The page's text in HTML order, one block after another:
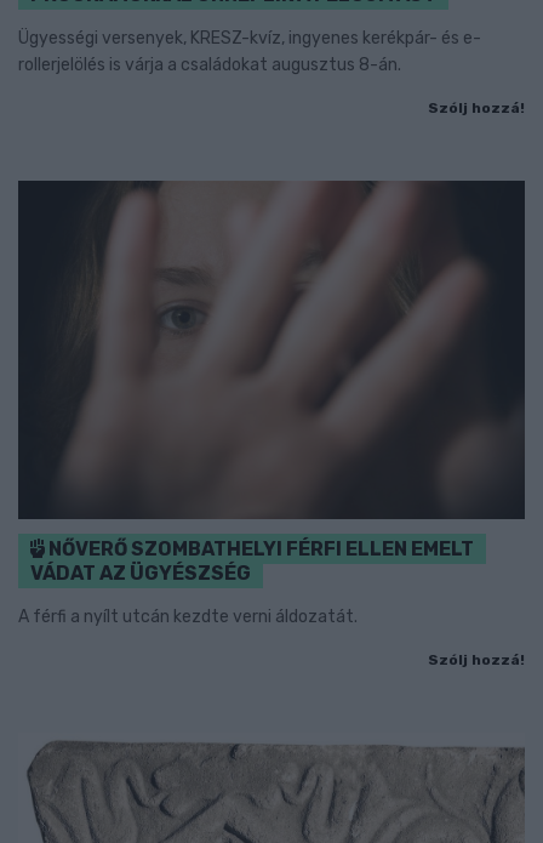
Ügyességi versenyek, KRESZ-kvíz, ingyenes kerékpár- és e-
rollerjelölés is várja a családokat augusztus 8-án.
Szólj hozzá!
NŐVERŐ SZOMBATHELYI FÉRFI ELLEN EMELT
VÁDAT AZ ÜGYÉSZSÉG
A férfi a nyílt utcán kezdte verni áldozatát.
Szólj hozzá!